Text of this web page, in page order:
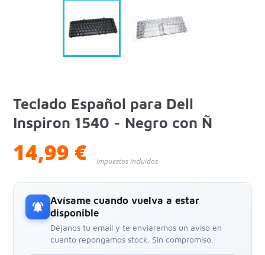
Teclado Español para Dell
Inspiron 1540 - Negro con Ñ
14,99 € Impuestos incluidos
notifications_active
Avísame cuando vuelva a estar
disponible
Déjanos tu email y te enviaremos un aviso en
cuanto repongamos stock. Sin compromiso.